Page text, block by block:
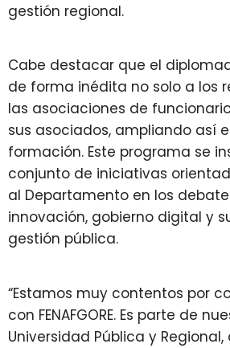
gestión regional.
Cabe destacar que el
de forma inédita no solo a los
las asociaciones de
sus asociados, ampliando así
formación. Este programa se
conjunto de iniciativas
al Departamento en los
innovación, gobierno digital y
gestión pública.
“Estamos muy contentos por
con FENAFGORE. Es parte de
Universidad Pública y